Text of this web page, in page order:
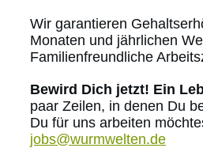
Wir garantieren
Monaten und jährlichen
Familienfreundliche
Bewird Dich jetzt! Ein
paar Zeilen, in denen Du
Du für uns arbeiten
jobs@wurmwelten.de